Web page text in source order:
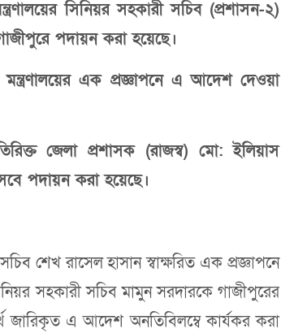
সিনিয়র সহকারী সচিব (প্রশাসন-২)
পদায়ন করা হয়েছে।
এক প্রজ্ঞাপনে এ আদেশ দেওয়া
জেলা প্রশাসক (রাজস্ব) মো: ইলিয়াস
পদায়ন করা হয়েছে।
শেখ রাসেল হাসান স্বাক্ষরিত এক প্রজ্ঞাপনে
সহকারী সচিব মামুন সরদারকে গাজীপুরের
জারিকৃত এ আদেশ অনতিবিলম্বে কার্যকর করা